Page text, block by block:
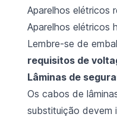
Aparelhos elétricos
Aparelhos elétricos
Lembre-se de
requisitos de
Lâminas de
Os cabos de
substituição devem